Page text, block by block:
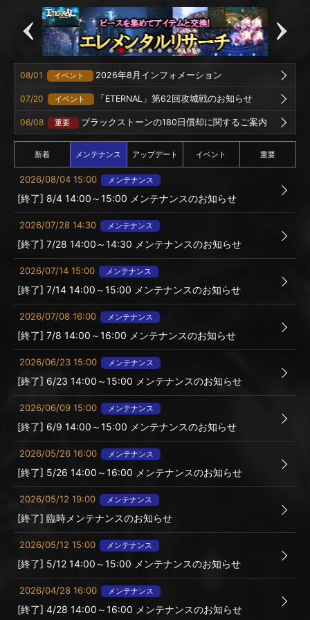
08/01 イベント 2026年8月インフォメーション
07/20 イベント 「ETERNAL」第62回攻城戦のお知らせ
06/08 重要 ブラックストーンの180日償却に関するご案内
新着 メンテナンス アップデート イベント 重要
2026/08/04 15:00 メンテナンス
[終了] 8/4 14:00～15:00 メンテナンスのお知らせ
2026/07/28 14:30 メンテナンス
[終了] 7/28 14:00～14:30 メンテナンスのお知らせ
2026/07/14 15:00 メンテナンス
[終了] 7/14 14:00～15:00 メンテナンスのお知らせ
2026/07/08 16:00 メンテナンス
[終了] 7/8 14:00～16:00 メンテナンスのお知らせ
2026/06/23 15:00 メンテナンス
[終了] 6/23 14:00～15:00 メンテナンスのお知らせ
2026/06/09 15:00 メンテナンス
[終了] 6/9 14:00～15:00 メンテナンスのお知らせ
2026/05/26 16:00 メンテナンス
[終了] 5/26 14:00～16:00 メンテナンスのお知らせ
2026/05/12 19:00 メンテナンス
[終了] 臨時メンテナンスのお知らせ
2026/05/12 15:00 メンテナンス
[終了] 5/12 14:00～15:00 メンテナンスのお知らせ
2026/04/28 16:00 メンテナンス
[終了] 4/28 14:00～16:00 メンテナンスのお知らせ